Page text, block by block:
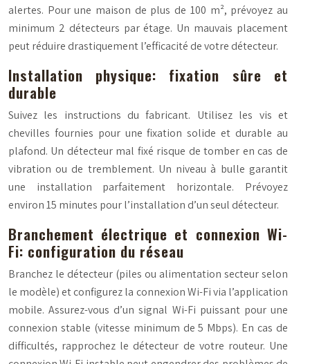
alertes. Pour une maison de plus de 100 m², prévoyez au
minimum 2 détecteurs par étage. Un mauvais placement
peut réduire drastiquement l’efficacité de votre détecteur.
Installation physique: fixation sûre et
durable
Suivez les instructions du fabricant. Utilisez les vis et
chevilles fournies pour une fixation solide et durable au
plafond. Un détecteur mal fixé risque de tomber en cas de
vibration ou de tremblement. Un niveau à bulle garantit
une installation parfaitement horizontale. Prévoyez
environ 15 minutes pour l’installation d’un seul détecteur.
Branchement électrique et connexion Wi-
Fi: configuration du réseau
Branchez le détecteur (piles ou alimentation secteur selon
le modèle) et configurez la connexion Wi-Fi via l’application
mobile. Assurez-vous d’un signal Wi-Fi puissant pour une
connexion stable (vitesse minimum de 5 Mbps). En cas de
difficultés, rapprochez le détecteur de votre routeur. Une